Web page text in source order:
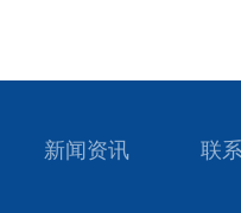
新闻资讯 联